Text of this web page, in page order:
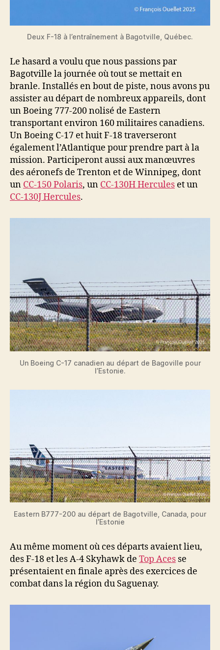
Deux F-18 à l’entraînement à Bagotville, Québec.
Le hasard a voulu que nous passions par
Bagotville la journée où tout se mettait en
branle. Installés en bout de piste, nous avons pu
assister au départ de nombreux appareils, dont
un Boeing 777-200 nolisé de Eastern
transportant environ 160 militaires canadiens.
Un Boeing C-17 et huit F-18 traverseront
également l’Atlantique pour prendre part à la
mission. Participeront aussi aux manœuvres
des aéronefs de Trenton et de Winnipeg, dont
un CC-150 Polaris, un CC-130H Hercules et un
CC-130J Hercules.
Un Boeing C-17 canadien au départ de Bagoville pour
l’Estonie.
Eastern B777-200 au départ de Bagotville, Canada, pour
l’Estonie
Au même moment où ces départs avaient lieu,
des F-18 et les A-4 Skyhawk de Top Aces se
présentaient en finale après des exercices de
combat dans la région du Saguenay.